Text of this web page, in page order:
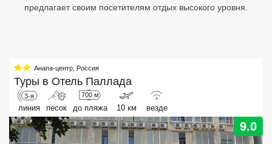
предлагает своим посетителям отдых высокого уровня.
Анапа-центр Россия
Туры в Отель Паллада
3-я
линия песок
700 м
до пляжа 10 км везде
9.0
Хайнань
Северный Гоа
Занзибар